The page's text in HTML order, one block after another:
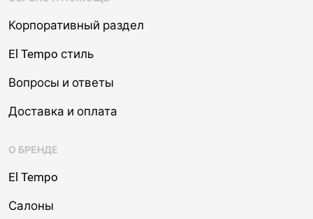
Корпоративный раздел
El Tempo стиль
Вопросы и ответы
Доставка и оплата
О БРЕНДЕ
El Tempo
Салоны